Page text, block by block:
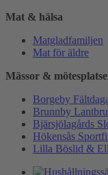
Mat & hälsa
Matgladfamiljen
Mat för äldre
Mässor &
Borgeby
Brunnby
Bjärsjölagårds
Hökensås
Lilla Böslid &